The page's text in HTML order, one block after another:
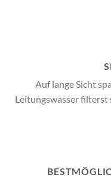
Auf lange Sicht
Leitungswasser filterst